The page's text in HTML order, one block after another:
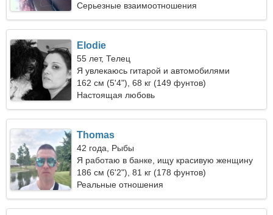
Серьезные взаимоотношения
Elodie
55 лет, Телец
Я увлекаюсь гитарой и автомобилями
162 см (5'4"), 68 кг (149 фунтов)
Настоящая любовь
Thomas
42 года, Рыбы
Я работаю в банке, ищу красивую женщину
186 см (6'2"), 81 кг (178 фунтов)
Реальные отношения